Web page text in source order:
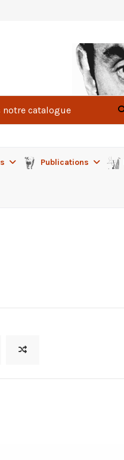
Publications